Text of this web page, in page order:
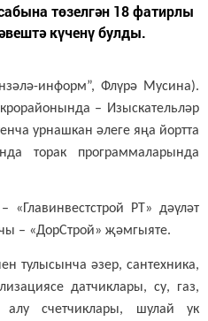
төзелгән 18 фатирлы
күченү булды.
информ”, Флүрә Мусина).
– Изыскательләр
урнашкан әлеге яңа йортта
торак программаларында
РТ» дәүләт
– «ДорСтрой» җәмгыяте.
тулысынча әзер, сантехника,
датчиклары, су, газ,
алу счетчиклары, шулай ук